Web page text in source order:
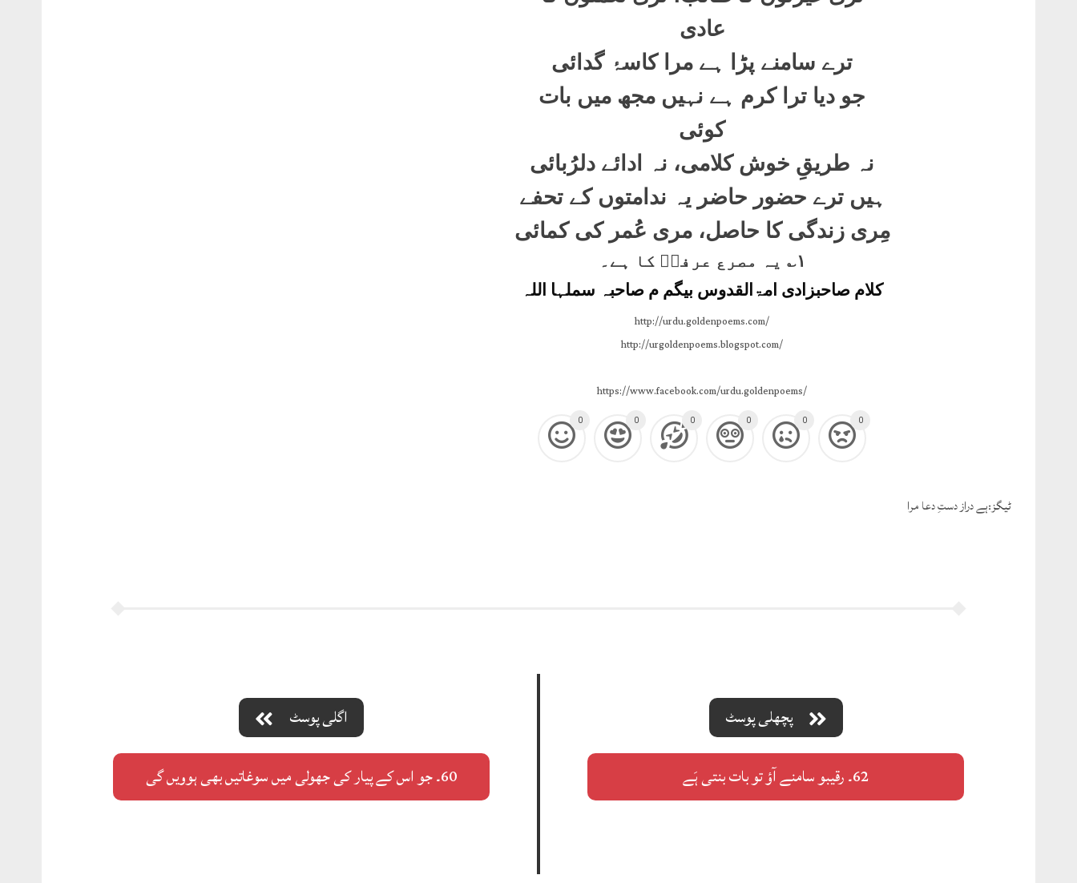
عادی
ترے سامنے پڑا ہے مرا کاسۂ گدائی
جو دیا ترا کرم ہے نہیں مجھ میں بات
کوئی
نہ طریقِ خوش کلامی، نہ ادائے دلرُبائی
ہیں ترے حضور حاضر یہ ندامتوں کے تحفے
مِری زندگی کا حاصل، مری عُمر کی کمائی
١؎ یہ مصرع عرفیؔ کا ہے۔
کلام صاحبزادی امۃالقدوس بیگم م صاحبہ سملہا اللہ
http://urdu.goldenpoems.com/
http://urgoldenpoems.blogspot.com/
https://www.facebook.com/urdu.goldenpoems/
0 0 0 0 0 0
ٹيگز:ہے دراز دستِ دعا مرا
اگلی پوسٹ
60۔ جو اس کے پیار کی جھولی میں سوغاتیں بھی ہوویں گی
پچھلی پوسٹ
62۔ رقیبو سامنے آؤ تو بات بنتی ہَے